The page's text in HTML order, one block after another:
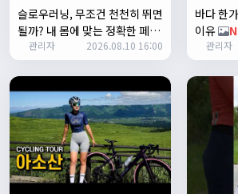
1/23/2025
관리자09:12:09
사이트 가입자수가 100명이 넘었습니다 :)
관리자09:12:12
열심히타자12:16:55
맛점하세요~
배과장12:48:20
반갑습니다 여러분 ^_^
슬로우러닝, 무조건 천천히 뛰면
될까? 내 몸에 맞는 정확한 페이
스를 찾았습니다
N
관리자 2026.08.10 16:00
바다 한
이유
N
관리자